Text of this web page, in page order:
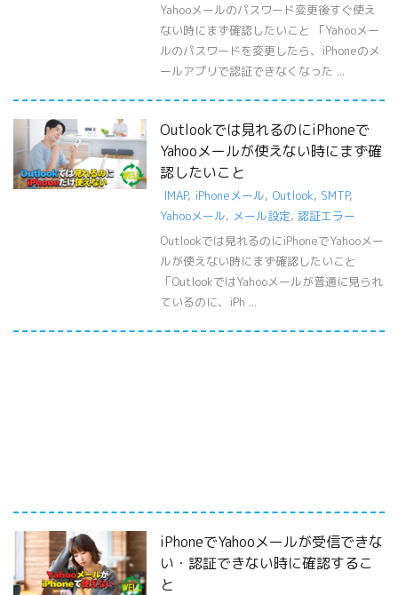
Yahooメールのパスワード変更後すぐ使え
ない時にまず確認したいこと 「Yahooメー
ルのパスワードを変更したら、iPhoneのメ
ールアプリで認証できなくなった ...
Outlookでは見れるのにiPhoneで
Yahooメールが使えない時にまず確
認したいこと
IMAP, iPhoneメール, Outlook, SMTP,
Yahooメール, メール設定, 認証エラー
Outlookでは見れるのにiPhoneでYahooメー
ルが使えない時にまず確認したいこと
「OutlookではYahooメールが普通に見られ
ているのに、iPh ...
iPhoneでYahooメールが受信できな
い・認証できない時に確認するこ
と